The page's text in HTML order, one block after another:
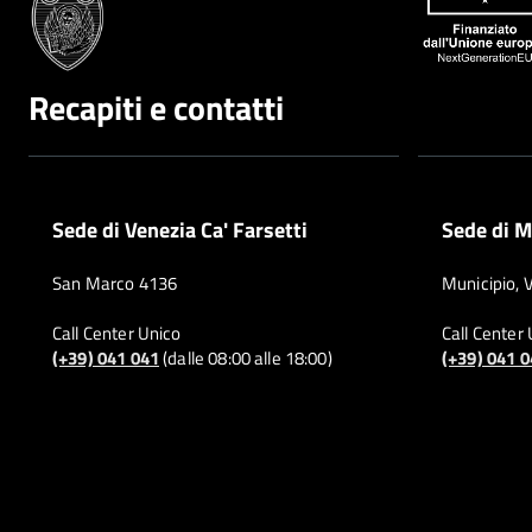
Recapiti e contatti
Sede di Venezia Ca' Farsetti
San Marco 4136
Call Center Unico
(+39) 041 041(dalle 08:00 alle 18:00)
Sede di
Municipio,
Call Center
(+39) 041